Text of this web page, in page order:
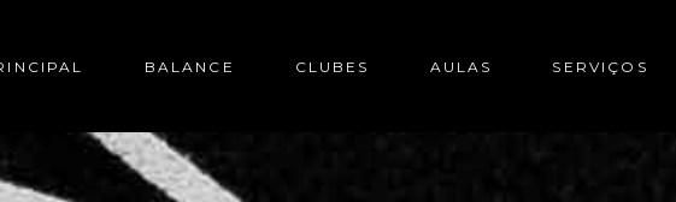
BALANCE CLUBES AULAS SERVIÇOS